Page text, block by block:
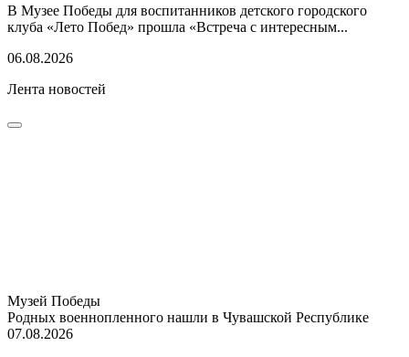
В Музее Победы для воспитанников детского городского
клуба «Лето Побед» прошла «Встреча с интересным...
06.08.2026
Лента новостей
Музей Победы
Родных военнопленного нашли в Чувашской Республике
07.08.2026